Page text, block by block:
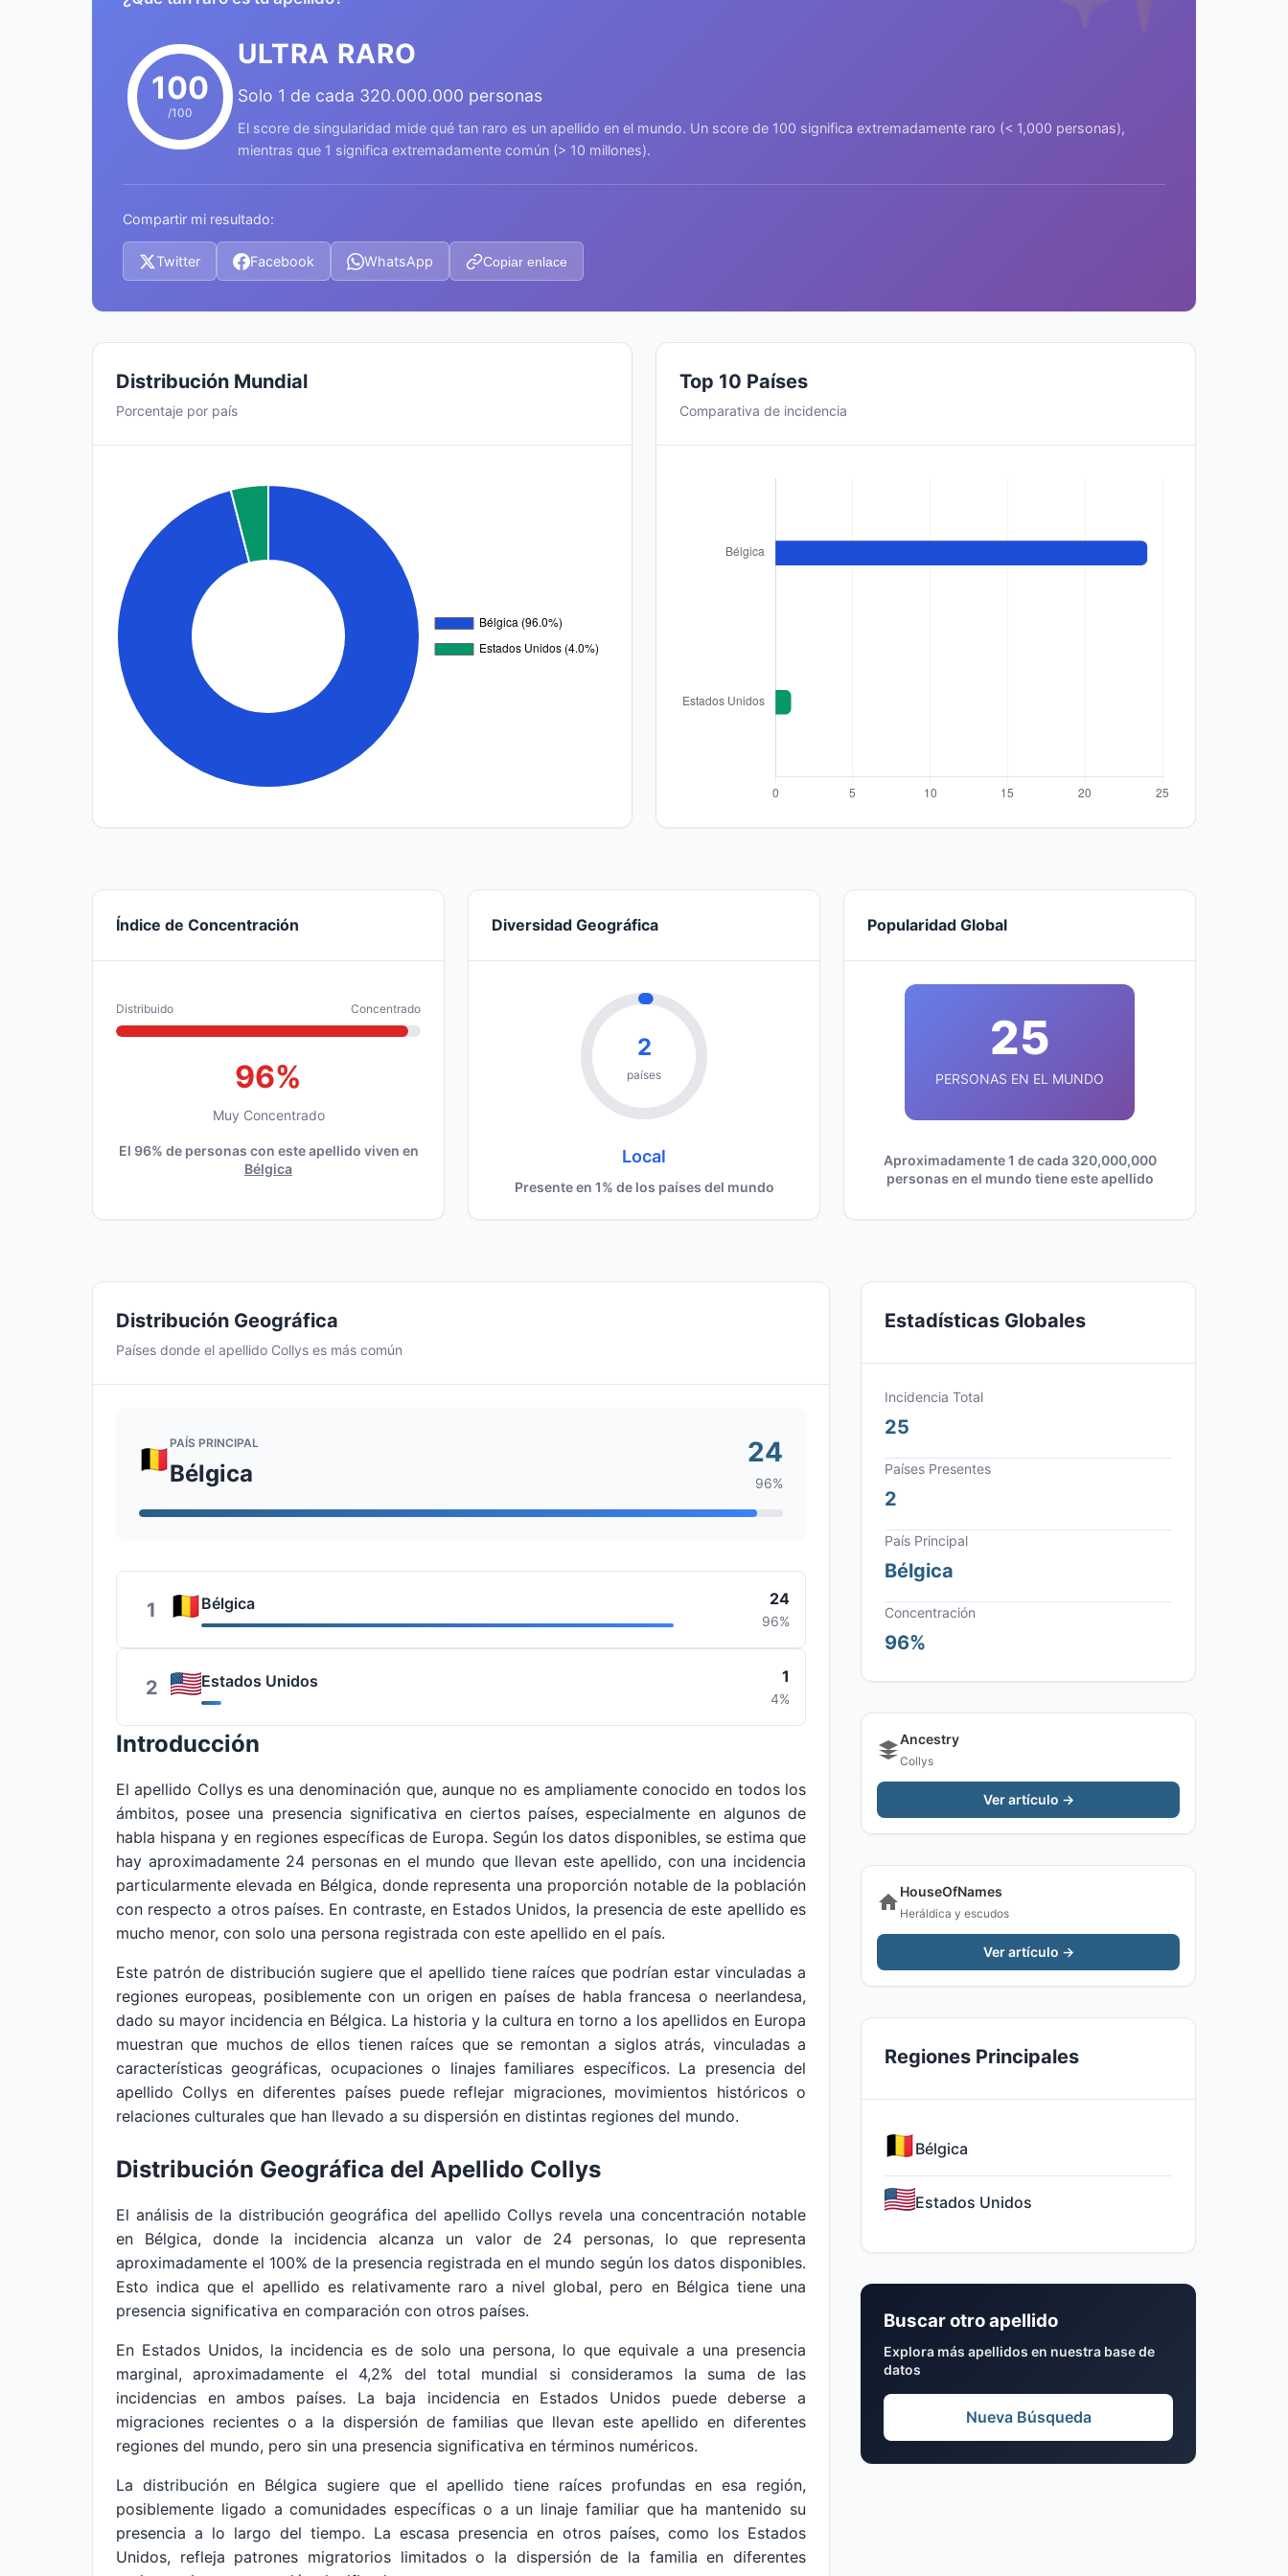
100
/100
ULTRA RARO
Solo 1 de cada 320.000.000 personas
El score de singularidad mide qué tan raro es un apellido en el mundo. Un score de 100 significa extremadamente raro (< 1,000 personas),
mientras que 1 significa extremadamente común (> 10 millones).
Compartir mi resultado:
Twitter Facebook WhatsApp Copiar enlace
Distribución Mundial
Porcentaje por país
Top 10 Países
Comparativa de incidencia
Índice de Concentración
Distribuido Concentrado
96%
Muy Concentrado
El 96% de personas con este apellido viven en
Bélgica
Diversidad Geográfica
2
países
Local
Presente en 1% de los países del mundo
Popularidad Global
25
PERSONAS EN EL MUNDO
Aproximadamente 1 de cada 320,000,000
personas en el mundo tiene este apellido
Distribución Geográfica
Países donde el apellido Collys es más común
PAÍS PRINCIPAL
Bélgica
24
96%
1 Bélgica 24
96%
2 Estados Unidos 1
4%
Introducción
El apellido Collys es una denominación que, aunque no es ampliamente conocido en todos los
ámbitos, posee una presencia significativa en ciertos países, especialmente en algunos de
habla hispana y en regiones específicas de Europa. Según los datos disponibles, se estima que
hay aproximadamente 24 personas en el mundo que llevan este apellido, con una incidencia
particularmente elevada en Bélgica, donde representa una proporción notable de la población
con respecto a otros países. En contraste, en Estados Unidos, la presencia de este apellido es
mucho menor, con solo una persona registrada con este apellido en el país.
Este patrón de distribución sugiere que el apellido tiene raíces que podrían estar vinculadas a
regiones europeas, posiblemente con un origen en países de habla francesa o neerlandesa,
dado su mayor incidencia en Bélgica. La historia y la cultura en torno a los apellidos en Europa
muestran que muchos de ellos tienen raíces que se remontan a siglos atrás, vinculadas a
características geográficas, ocupaciones o linajes familiares específicos. La presencia del
apellido Collys en diferentes países puede reflejar migraciones, movimientos históricos o
relaciones culturales que han llevado a su dispersión en distintas regiones del mundo.
Distribución Geográfica del Apellido Collys
El análisis de la distribución geográfica del apellido Collys revela una concentración notable
en Bélgica, donde la incidencia alcanza un valor de 24 personas, lo que representa
aproximadamente el 100% de la presencia registrada en el mundo según los datos disponibles.
Esto indica que el apellido es relativamente raro a nivel global, pero en Bélgica tiene una
presencia significativa en comparación con otros países.
En Estados Unidos, la incidencia es de solo una persona, lo que equivale a una presencia
marginal, aproximadamente el 4,2% del total mundial si consideramos la suma de las
incidencias en ambos países. La baja incidencia en Estados Unidos puede deberse a
migraciones recientes o a la dispersión de familias que llevan este apellido en diferentes
regiones del mundo, pero sin una presencia significativa en términos numéricos.
La distribución en Bélgica sugiere que el apellido tiene raíces profundas en esa región,
posiblemente ligado a comunidades específicas o a un linaje familiar que ha mantenido su
presencia a lo largo del tiempo. La escasa presencia en otros países, como los Estados
Unidos, refleja patrones migratorios limitados o la dispersión de la familia en diferentes
Estadísticas Globales
Incidencia Total
25
Países Presentes
2
País Principal
Bélgica
Concentración
96%
Ancestry
Collys
Ver artículo →
HouseOfNames
Heráldica y escudos
Ver artículo →
Regiones Principales
Bélgica
Estados Unidos
Buscar otro apellido
Explora más apellidos en nuestra base de
datos
Nueva Búsqueda